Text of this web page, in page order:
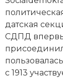
Европа
Империи
датская
СДПД
с 1913